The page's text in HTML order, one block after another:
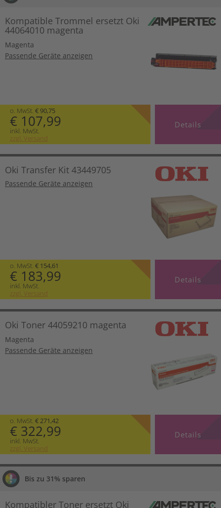
Kompatible Trommel ersetzt Oki
44064010 magenta
Magenta
Passende Geräte anzeigen
o. MwSt. € 90,75
€ 107,99
inkl. MwSt.
zzgl. Versand
Details
Oki Transfer Kit 43449705
Passende Geräte anzeigen
o. MwSt. € 154,61
€ 183,99
inkl. MwSt.
zzgl. Versand
Details
Oki Toner 44059210 magenta
Magenta
Passende Geräte anzeigen
o. MwSt. € 271,42
€ 322,99
inkl. MwSt.
zzgl. Versand
Details
Bis zu 31% sparen
Kompatibler Toner ersetzt Oki